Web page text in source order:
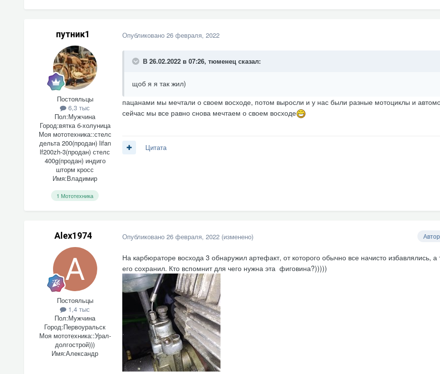
путник1
Постояльцы
6,3 тыс
Пол:Мужчина
Город:вятка б-холуница
Моя мототехника::стелс
дельта 200(продан) lifan
lf200zh-3(продан) стелс
400g(продан) индиго
шторм кросс
Имя:Владимир
1 Мототехника
Опубликовано 26 февраля, 2022
В 26.02.2022 в 07:26, тюменецсказал:
щоб я я так жил)
пацанами мы мечтали о своем восходе, потом выросли и у нас были разные мотоциклы и
сейчас мы все равно снова мечтаем о своем восходе
Цитата
Alex1974
Постояльцы
1,4 тыс
Пол:Мужчина
Город:Первоуральск
Моя мототехника::Урал-
долгострой)))
Имя:Александр
Автор
Опубликовано 26 февраля, 2022 (изменено)
На карбюраторе восхода 3 обнаружил артефакт, от которого обычно все начисто избавлялись, а
его сохранил. Кто вспомнит для чего нужна эта фиговина?)))))